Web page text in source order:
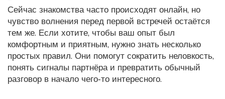
Сейчас знакомства часто происходят онлайн, но
чувство волнения перед первой встречей остаётся
тем же. Если хотите, чтобы ваш опыт был
комфортным и приятным, нужно знать несколько
простых правил. Они помогут сократить неловкость,
понять сигналы партнёра и превратить обычный
разговор в начало чего‑то интересного.